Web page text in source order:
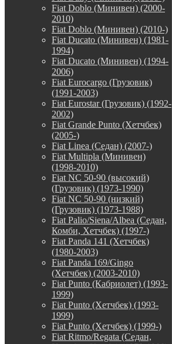
Fiat Doblo (Минивен) (2000-
2010)
Fiat Doblo (Минивен) (2010-)
Fiat Ducato (Минивен) (1981-
1994)
Fiat Ducato (Минивен) (1994-
2006)
Fiat Eurocargo (Грузовик)
(1991-2003)
Fiat Eurostar (Грузовик) (1992-
2002)
Fiat Grande Punto (Хетчбек)
(2005-)
Fiat Linea (Седан) (2007-)
Fiat Multipla (Минивен)
(1998-2010)
Fiat NC 50-90 (высокий)
(Грузовик) (1973-1990)
Fiat NC 50-90 (низкий)
(Грузовик) (1973-1988)
Fiat Palio/Siena/Albea (Седан,
Комби, Хетчбек) (1997-)
Fiat Panda 141 (Хетчбек)
(1980-2003)
Fiat Panda 169/Gingo
(Хетчбек) (2003-2010)
Fiat Punto (Кабриолет) (1993-
1999)
Fiat Punto (Хетчбек) (1993-
1999)
Fiat Punto (Хетчбек) (1999-)
Fiat Ritmo/Regata (Седан,